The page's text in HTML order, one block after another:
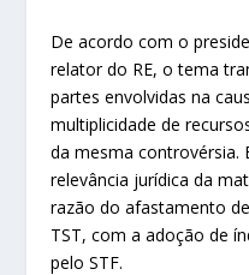
De acordo com o
relator do RE, o tema
partes envolvidas na
multiplicidade de
da mesma controvérsia.
relevância jurídica da
razão do afastamento
TST, com a adoção de
pelo STF.